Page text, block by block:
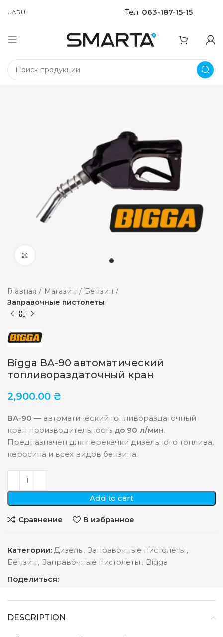
UARU Тел: 063-187-15-15
Главная Магазин
Бензин
Заправочные пистолеты
Bigga BA-90 автоматический
топливораздаточный кран
2,900.00 ₴
BA-90 ― автоматический топливораздаточный
кран производительность до 90 л/мин.
Предназначен для перекачки дизельного топлива,
керосина и всех видов бензина.
Add to cart
Сравнение В избранное
Категории: Дизель, Заправочные пистолеты ,
Бензин , Заправочные пистолеты , Bigga
Поделиться:
DESCRIPTION